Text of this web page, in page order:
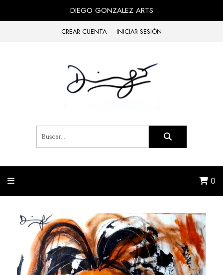
DIEGO GONZALEZ ARTS
CREAR CUENTA INICIAR SESIÓN
0